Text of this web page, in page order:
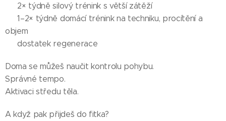
💗 2× týdně silový trénink s větší zátěží
💗 1–2× týdně domácí trénink na techniku, procítění a
objem
💗 dostatek regenerace
Doma se můžeš naučit kontrolu pohybu.
Správné tempo.
Aktivaci středu těla.
A když pak přijdeš do fitka?